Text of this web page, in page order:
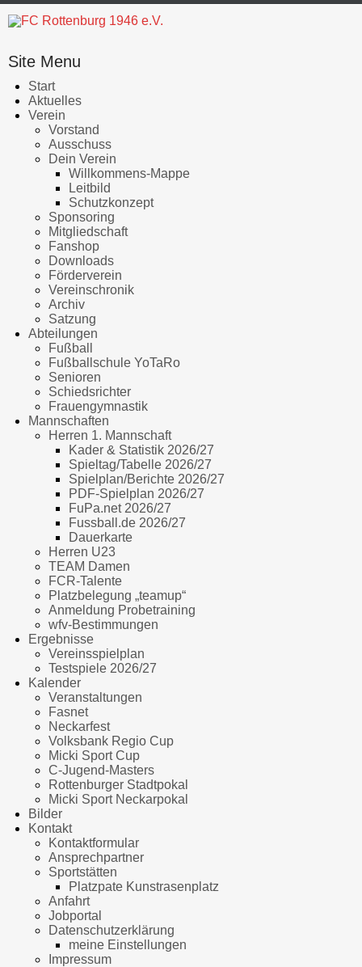
Site Menu
Start
Aktuelles
Verein
Vorstand
Ausschuss
Dein Verein
Willkommens-Mappe
Leitbild
Schutzkonzept
Sponsoring
Mitgliedschaft
Fanshop
Downloads
Förderverein
Vereinschronik
Archiv
Satzung
Abteilungen
Fußball
Fußballschule YoTaRo
Senioren
Schiedsrichter
Frauengymnastik
Mannschaften
Herren 1. Mannschaft
Kader & Statistik 2026/27
Spieltag/Tabelle 2026/27
Spielplan/Berichte 2026/27
PDF-Spielplan 2026/27
FuPa.net 2026/27
Fussball.de 2026/27
Dauerkarte
Herren U23
TEAM Damen
FCR-Talente
Platzbelegung „teamup“
Anmeldung Probetraining
wfv-Bestimmungen
Ergebnisse
Vereinsspielplan
Testspiele 2026/27
Kalender
Veranstaltungen
Fasnet
Neckarfest
Volksbank Regio Cup
Micki Sport Cup
C-Jugend-Masters
Rottenburger Stadtpokal
Micki Sport Neckarpokal
Bilder
Kontakt
Kontaktformular
Ansprechpartner
Sportstätten
Platzpate Kunstrasenplatz
Anfahrt
Jobportal
Datenschutzerklärung
meine Einstellungen
Impressum